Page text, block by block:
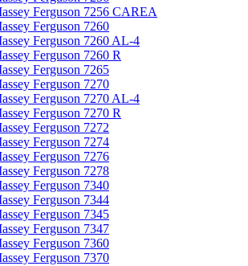
Ferguson 7256 CAREA
Ferguson 7260
Ferguson 7260 AL-4
Ferguson 7260 R
Ferguson 7265
Ferguson 7270
Ferguson 7270 AL-4
Ferguson 7270 R
Ferguson 7272
Ferguson 7274
Ferguson 7276
Ferguson 7278
Ferguson 7340
Ferguson 7344
Ferguson 7345
Ferguson 7347
Ferguson 7360
Ferguson 7370